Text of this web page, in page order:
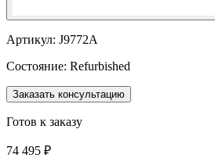
Артикул: J9772A
Состояние: Refurbished
Заказать консультацию
Готов к заказу
74 495 ₽